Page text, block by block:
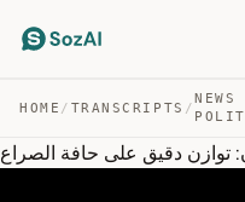
HOME / TRANSCRIPTS /
NEWS
توازن دقيق على حافة الصراع